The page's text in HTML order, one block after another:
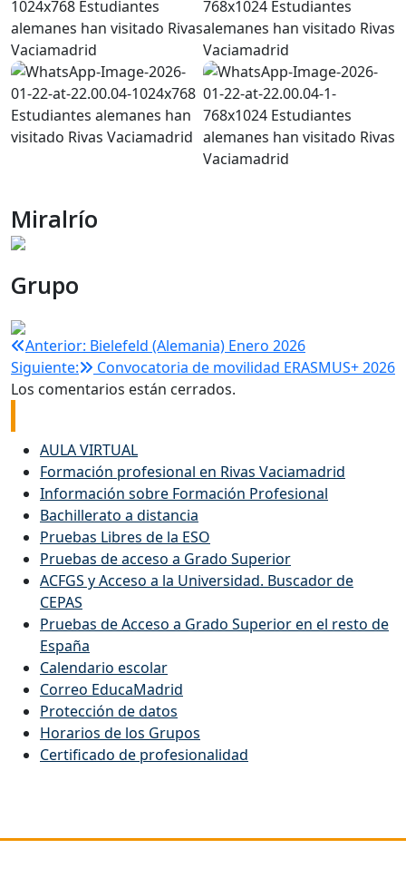
Miralrío
Grupo
Navegación
de
Anterior: Bielefeld (Alemania) Enero 2026
Siguiente:
Convocatoria de movilidad ERASMUS+ 2026
Los comentarios están cerrados.
AULA VIRTUAL
Formación profesional en Rivas Vaciamadrid
Información sobre Formación Profesional
Bachillerato a distancia
Pruebas Libres de la ESO
Pruebas de acceso a Grado Superior
ACFGS y Acceso a la Universidad. Buscador de
CEPAS
Pruebas de Acceso a Grado Superior en el resto de
España
Calendario escolar
Correo EducaMadrid
Protección de datos
Horarios de los Grupos
Certificado de profesionalidad